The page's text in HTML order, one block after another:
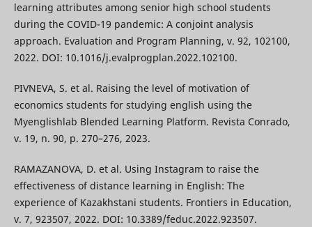
learning attributes among senior high school students
during the COVID-19 pandemic: A conjoint analysis
approach. Evaluation and Program Planning, v. 92, 102100,
2022. DOI: 10.1016/j.evalprogplan.2022.102100.
PIVNEVA, S. et al. Raising the level of motivation of
economics students for studying english using the
Myenglishlab Blended Learning Platform. Revista Conrado,
v. 19, n. 90, p. 270–276, 2023.
RAMAZANOVA, D. et al. Using Instagram to raise the
effectiveness of distance learning in English: The
experience of Kazakhstani students. Frontiers in Education,
v. 7, 923507, 2022. DOI: 10.3389/feduc.2022.923507.